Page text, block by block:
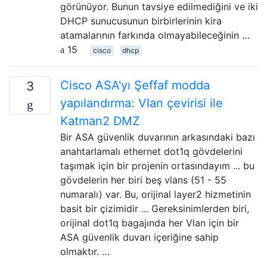
görünüyor. Bunun tavsiye edilmediğini ve iki
DHCP sunucusunun birbirlerinin kira
atamalarının farkında olmayabileceğinin …
15
cisco dhcp
3
Cisco ASA'yı Şeffaf modda
yapılandırma: Vlan çevirisi ile
Katman2 DMZ
Bir ASA güvenlik duvarının arkasındaki bazı
anahtarlamalı ethernet dot1q gövdelerini
taşımak için bir projenin ortasındayım ... bu
gövdelerin her biri beş vlans (51 - 55
numaralı) var. Bu, orijinal layer2 hizmetinin
basit bir çizimidir ... Gereksinimlerden biri,
orijinal dot1q bagajında ​​her Vlan için bir
ASA güvenlik duvarı içeriğine sahip
olmaktır. …